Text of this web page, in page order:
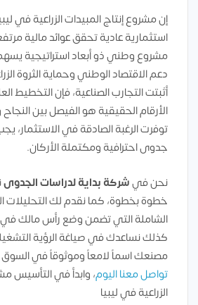
إن مشروع إنتاج المبيدات الزراعية في
استثمارية عادية تحقق عوائد مالية
مشروع وطني ذو أبعاد استراتيجية
دعم الاقتصاد الوطني وحماية الثروة
أثبتت التجارب الصناعية، فإن التخطيط
الأرقام الحقيقية هو الفيصل بين
توفرت الرغبة الصادقة في الاستثمار،
جدوى احترافية ومكتملة الأركان.
نحن فيشركة بداية لدراسات الجدوى
خطوة بخطوة، كما نقدم لك التحليلات
الشاملة التي تضمن وضع رأس مالك في
كذلك نساعدك في صياغة الرؤية
مصنعك اسماً لامعاً وموثوقاً في السوق
تواصل معنا اليوم، وابدأ في التأسيس
الزراعية في ليبيا